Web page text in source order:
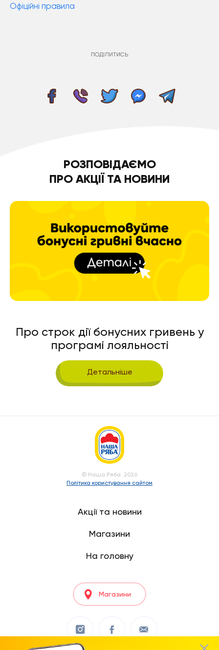
Офіційні правила
ПОДІЛИТИСЬ
РОЗПОВІДАЄМО
ПРО АКЦІЇ ТА НОВИНИ
Про строк дії бонусних гривень у
програмі лояльності
Детальніше
© Наша Ряба. 2026
Політика користування сайтом
Акції та новини
Магазини
На головну
Магазини